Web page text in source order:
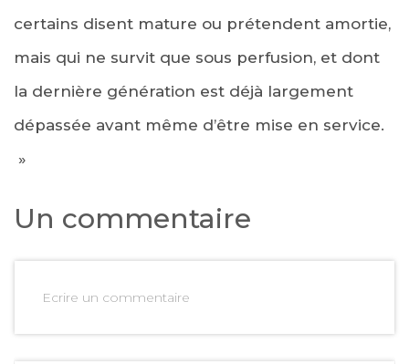
certains disent mature ou prétendent amortie,
mais qui ne survit que sous perfusion, et dont
la dernière génération est déjà largement
dépassée avant même d’être mise en service.
»
Un commentaire
Ecrire un commentaire